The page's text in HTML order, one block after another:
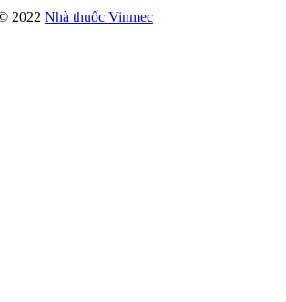
2022 Nhà thuốc Vinmec